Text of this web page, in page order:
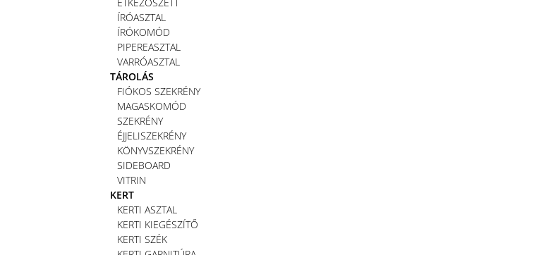
ÍRÓASZTAL
ÍRÓKOMÓD
PIPEREASZTAL
VARRÓASZTAL
TÁROLÁS
FIÓKOS SZEKRÉNY
MAGASKOMÓD
SZEKRÉNY
ÉJJELISZEKRÉNY
KÖNYVSZEKRÉNY
SIDEBOARD
VITRIN
KERT
KERTI ASZTAL
KERTI KIEGÉSZÍTŐ
KERTI SZÉK